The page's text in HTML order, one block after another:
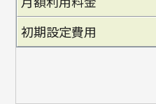
初期設定費用